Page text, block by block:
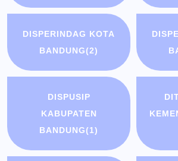
DISPERINDAG KOTA
BANDUNG(2)
DISPUSIP
KABUPATEN
BANDUNG(1)